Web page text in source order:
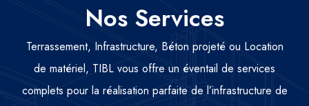
Nos Services
Terrassement, Infrastructure, Béton projeté ou Location
de matériel, TIBL vous offre un éventail de services
complets pour la réalisation parfaite de l’infrastructure de